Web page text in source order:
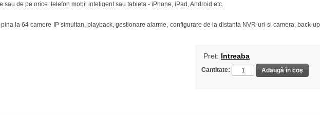
de pe orice telefon mobil inteligent sau tableta - iPhone, iPad, Android etc.
la 64 camere IP simultan, playback, gestionare alarme, configurare de la distanta NVR-uri si camera, back-up
Pret: Intreaba
Cantitate: